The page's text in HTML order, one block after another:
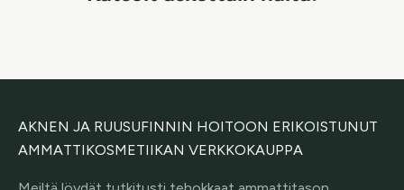
AKNEN JA RUUSUFINNIN HOITOON ERIKOISTUNUT
AMMATTIKOSMETIIKAN VERKKOKAUPPA